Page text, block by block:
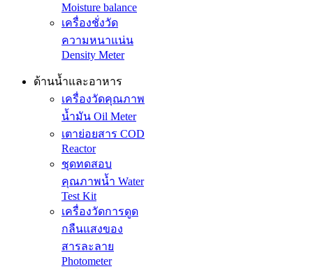
Moisture balance
เครื่องชั่งวัด
ความหนาแน่น
Density Meter
ด้านน้ำและอาหาร
เครื่องวัดคุณภาพ
น้ำมัน Oil Meter
เตาย่อยสาร COD
Reactor
ชุดทดสอบ
คุณภาพน้ำ Water
Test Kit
เครื่องวัดการดูด
กลืนแสงของ
สารละลาย
Photometer